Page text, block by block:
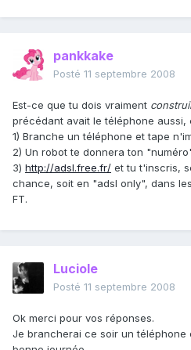
pankkake
Posté 11 septembre 2008
Est-ce que tu dois vraiment
précédant avait le téléphone aussi,
1) Branche un téléphone et tape
2) Un robot te donnera ton
3) http://adsl.free.fr/ et tu t'inscris,
chance, soit en "adsl only", dans
FT.
Luciole
Posté 11 septembre 2008
Ok merci pour vos réponses.
Je brancherai ce soir un téléphone